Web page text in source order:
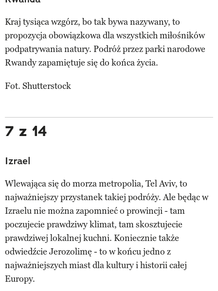
Kraj tysiąca wzgórz, bo tak bywa nazywany, to
propozycja obowiązkowa dla wszystkich miłośników
podpatrywania natury. Podróż przez parki narodowe
Rwandy zapamiętuje się do końca życia.
Fot. Shutterstock
7 z 14
Izrael
Wlewająca się do morza metropolia, Tel Aviv, to
najważniejszy przystanek takiej podróży. Ale będąc w
Izraelu nie można zapomnieć o prowincji - tam
poczujecie prawdziwy klimat, tam skosztujecie
prawdziwej lokalnej kuchni. Koniecznie także
odwiedźcie Jerozolimę - to w końcu jedno z
najważniejszych miast dla kultury i historii całej
Europy.